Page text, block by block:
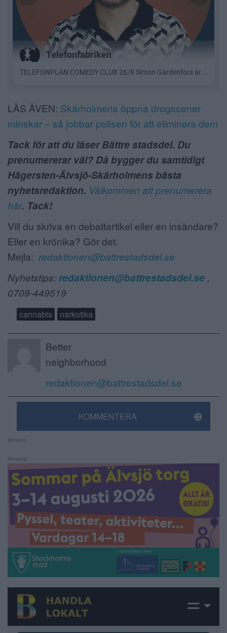
LÄS ÄVEN: Skärholmens öppna drogscener
minskar – så jobbar polisen för att eliminera dem
Tack för att du läser Bättre stadsdel. Du
prenumererar väl? Då bygger du samtidigt
Hägersten-Älvsjö-Skärholmens bästa
nyhetsredaktion. Välkommen att prenumerera
här. Tack!
Vill du skriva en debattartikel eller en insändare?
Eller en krönika? Gör det.
Mejla: redaktionen@battrestadsdel.se
Nyhetstips:redaktionen@battrestadsdel.se ,
0709-449519
cannabis narkotika
Better
neighborhood
redaktionen@battrestadsdel.se
KOMMENTERA
Annons:
Annons: